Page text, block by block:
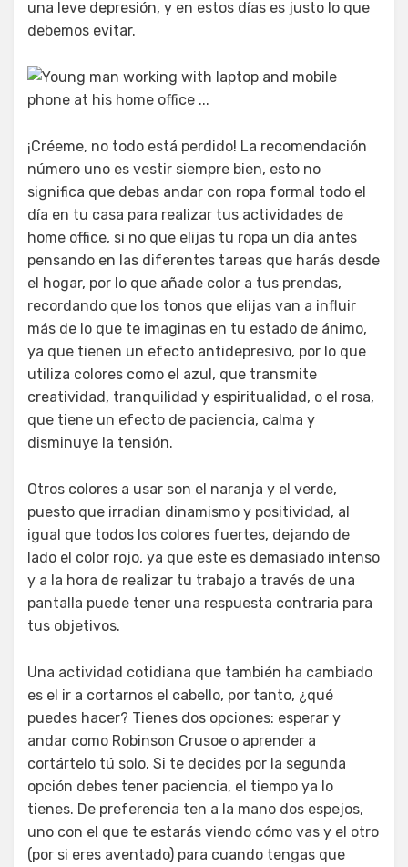
una leve depresión, y en estos días es justo lo que
debemos evitar.
¡Créeme, no todo está perdido! La recomendación
número uno es vestir siempre bien, esto no
significa que debas andar con ropa formal todo el
día en tu casa para realizar tus actividades de
home office, si no que elijas tu ropa un día antes
pensando en las diferentes tareas que harás desde
el hogar, por lo que añade color a tus prendas,
recordando que los tonos que elijas van a influir
más de lo que te imaginas en tu estado de ánimo,
ya que tienen un efecto antidepresivo, por lo que
utiliza colores como el azul, que transmite
creatividad, tranquilidad y espiritualidad, o el rosa,
que tiene un efecto de paciencia, calma y
disminuye la tensión.
Otros colores a usar son el naranja y el verde,
puesto que irradian dinamismo y positividad, al
igual que todos los colores fuertes, dejando de
lado el color rojo, ya que este es demasiado intenso
y a la hora de realizar tu trabajo a través de una
pantalla puede tener una respuesta contraria para
tus objetivos.
Una actividad cotidiana que también ha cambiado
es el ir a cortarnos el cabello, por tanto, ¿qué
puedes hacer? Tienes dos opciones: esperar y
andar como Robinson Crusoe o aprender a
cortártelo tú solo. Si te decides por la segunda
opción debes tener paciencia, el tiempo ya lo
tienes. De preferencia ten a la mano dos espejos,
uno con el que te estarás viendo cómo vas y el otro
(por si eres aventado) para cuando tengas que